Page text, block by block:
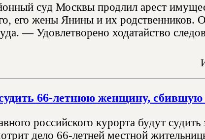
суд Москвы продлил арест
его жены Янины и их родственников.
— Удовлетворено ходатайство
66-летнюю женщину, сбившую
российского курорта будут
дело 66-летней местной